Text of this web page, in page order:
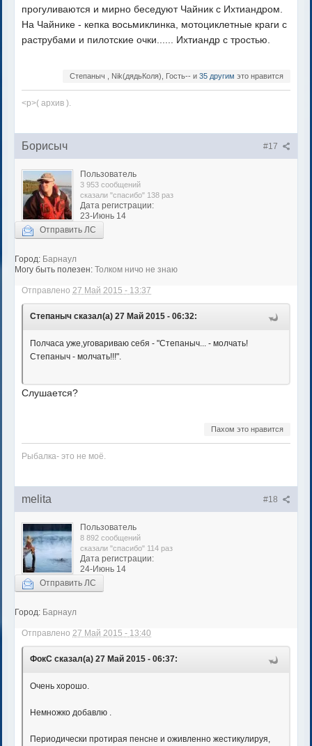
прогуливаются и мирно беседуют Чайник с Ихтиандром.
На Чайнике - кепка восьмиклинка, мотоциклетные краги с
раструбами и пилотские очки...... Ихтиандр с тростью.
Степаныч , Nik(дядьКоля), Гость-- и 35 другим это нравится
<p>( архив ).
#17
Борисыч
Пользователь
3 953 сообщений
сказали "спасибо" 138 раз
Дата регистрации:
23-Июнь 14
Отправить ЛС
Город: Барнаул
Могу быть полезен: Толком ничо не знаю
Отправлено 27 Май 2015 - 13:37
Степаныч сказал(а) 27 Май 2015 - 06:32:
Полчаса уже,уговариваю себя - "Степаныч... - молчать!
Степаныч - молчать!!!".
Слушается?
Пахом это нравится
Рыбалка- это не моë.
#18
melita
Пользователь
8 892 сообщений
сказали "спасибо" 114 раз
Дата регистрации:
24-Июнь 14
Отправить ЛС
Город: Барнаул
Отправлено 27 Май 2015 - 13:40
ФокС сказал(а) 27 Май 2015 - 06:37:
Очень хорошо.
Немножко добавлю .
Периодически протирая пенсне и оживленно жестикулируя,